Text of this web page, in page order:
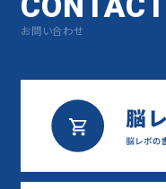
お問い合わせ